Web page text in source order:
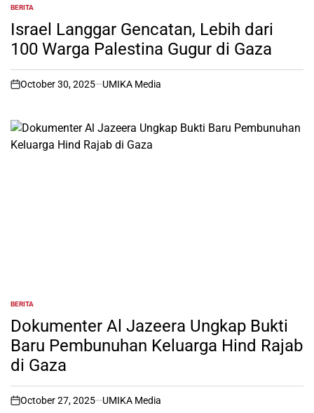
POSTED
IN
BERITA
Israel Langgar Gencatan, Lebih dari
100 Warga Palestina Gugur di Gaza
on
October 30, 2025 UMIKA Media
POSTED
IN
BERITA
Dokumenter Al Jazeera Ungkap Bukti
Baru Pembunuhan Keluarga Hind Rajab
di Gaza
on
October 27, 2025 UMIKA Media